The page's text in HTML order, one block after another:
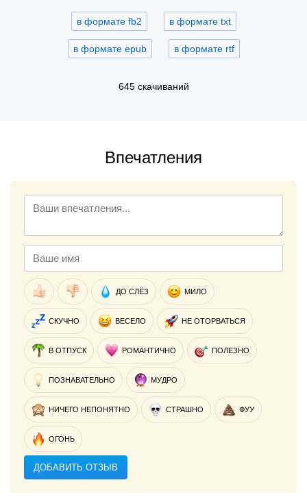
в формате fb2 в формате txt
в формате epub в формате rtf
645 скачиваний
Впечатления
ДО СЛЁЗ МИЛО
СКУЧНО ВЕСЕЛО НЕ ОТОРВАТЬСЯ
В ОТПУСК РОМАНТИЧНО ПОЛЕЗНО
ПОЗНАВАТЕЛЬНО МУДРО
НИЧЕГО НЕПОНЯТНО СТРАШНО ФУУ
ОГОНЬ
ДОБАВИТЬ ОТЗЫВ